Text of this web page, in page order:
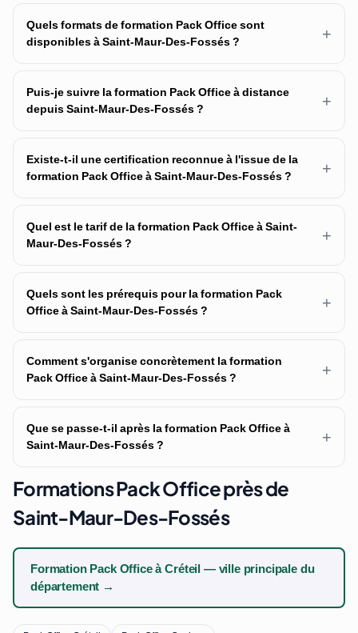
Quels formats de formation Pack Office sont
disponibles à Saint-Maur-Des-Fossés ?
+
Puis-je suivre la formation Pack Office à distance
depuis Saint-Maur-Des-Fossés ?
+
Existe-t-il une certification reconnue à l'issue de la
formation Pack Office à Saint-Maur-Des-Fossés ?
+
Quel est le tarif de la formation Pack Office à Saint-
Maur-Des-Fossés ?
+
Quels sont les prérequis pour la formation Pack
Office à Saint-Maur-Des-Fossés ?
+
Comment s'organise concrètement la formation
Pack Office à Saint-Maur-Des-Fossés ?
+
Que se passe-t-il après la formation Pack Office à
Saint-Maur-Des-Fossés ?
+
Formations Pack Office près de
Saint-Maur-Des-Fossés
Formation Pack Office à Créteil — ville principale du
département →